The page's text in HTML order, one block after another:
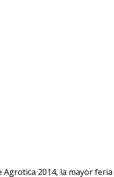
Agrotica 2014, la mayor